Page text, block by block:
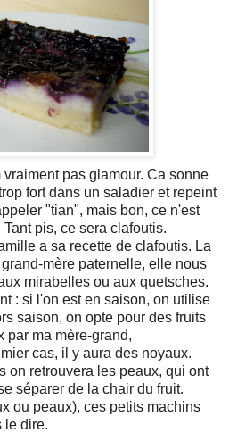
pas glamour. Ca sonne
fort dans un saladier et repeint
"tian", mais bon, ce n'est
pis, ce sera clafoutis.
a sa recette de clafoutis. La
mère paternelle, elle nous
mirabelles ou aux quetsches.
: si l'on est en saison, on utilise
saison, on opte pour des fruits
par ma mère-grand,
cas, il y aura des noyaux.
on retrouvera les peaux, qui ont
séparer de la chair du fruit.
ou peaux), ces petits machins
le dire.